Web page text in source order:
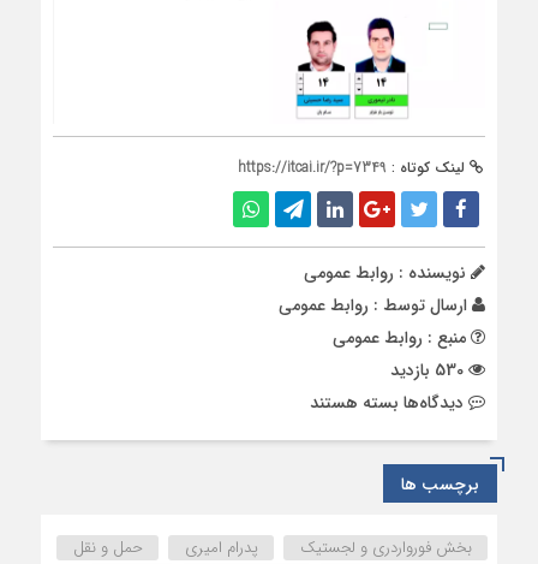
لینک کوتاه : https://itcai.ir/?p=7349
نویسنده : روابط عمومی
ارسال توسط : روابط عمومی
منبع : روابط عمومی
دیدگاه‌ها برای
و
لجستیک
بسته هستند
برچسب ها
بخش فورواردری و لجستیک پدرام امیری
حمل و نقل